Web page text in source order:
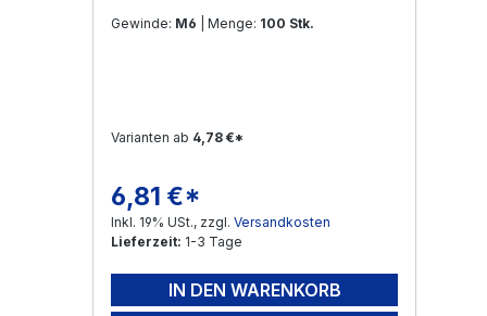
Gewinde: M6 | Menge: 100 Stk.
Varianten ab 4,78 €*
Regulärer Preis:
6,81 €*
Inkl. 19% USt., zzgl. Versandkosten
Lieferzeit: 1-3 Tage
IN DEN WARENKORB